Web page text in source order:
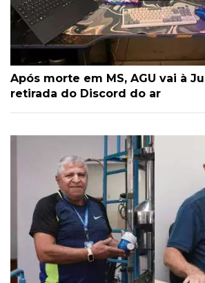
Após morte em MS, AGU vai à
retirada do Discord do ar